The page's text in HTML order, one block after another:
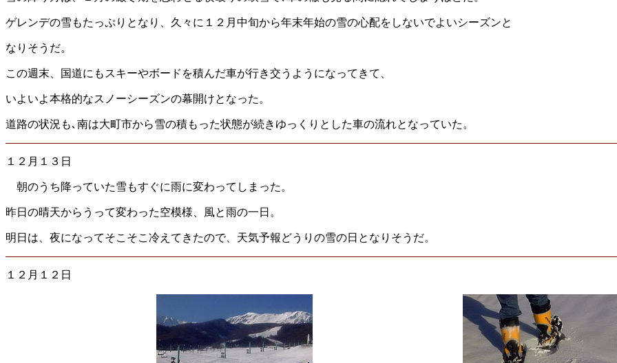
ゲレンデの雪もたっぷりとなり、久々に１２月中旬から年末年始の雪の心配をしないでよいシーズンと
なりそうだ。
この週末、国道にもスキーやボードを積んだ車が行き交うようになってきて、
いよいよ本格的なスノーシーズンの幕開けとなった。
道路の状況も､南は大町市から雪の積もった状態が続きゆっくりとした車の流れとなっていた。
１２月１３日
朝のうち降っていた雪もすぐに雨に変わってしまった。
昨日の晴天からうって変わった空模様、風と雨の一日。
明日は、夜になってそこそこ冷えてきたので、天気予報どうりの雪の日となりそうだ。
１２月１２日